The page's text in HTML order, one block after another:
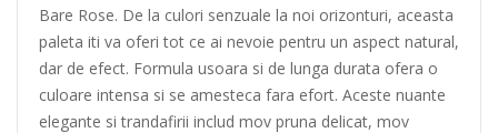
Bare Rose. De la culori senzuale la noi orizonturi, aceasta
paleta iti va oferi tot ce ai nevoie pentru un aspect natural,
dar de efect. Formula usoara si de lunga durata ofera o
culoare intensa si se amesteca fara efort. Aceste nuante
elegante si trandafirii includ mov pruna delicat, mov